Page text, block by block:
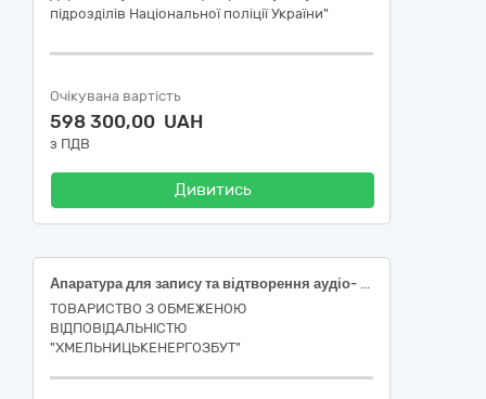
підрозділів Національної поліції України"
Очікувана вартість
598 300,00 UAH
з ПДВ
Дивитись
Апаратура для запису та відтворення аудіо- та відеоматеріалу (IP-відеокамера 4Mp TVT TD-9544C4(PE/WR1) Full Color f=2.8mm з мікрофоном, IP-відеореєстратор 32-канальний 12Mp TVT TD-3332H2-B2(320-256), Жорсткий диск 3.5″ 8TB 256MB Western Digital Purple WD85PURZ) (та/або еквівалент)
ТОВАРИСТВО З ОБМЕЖЕНОЮ
ВІДПОВІДАЛЬНІСТЮ
"ХМЕЛЬНИЦЬКЕНЕРГОЗБУТ"